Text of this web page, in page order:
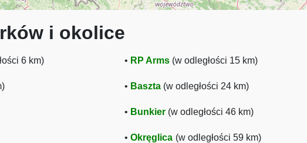
i okolice
6 km) • RP Arms (w odległości 15 km)
• Baszta (w odległości 24 km)
• Bunkier (w odległości 46 km)
• Okręglica (w odległości 59 km)